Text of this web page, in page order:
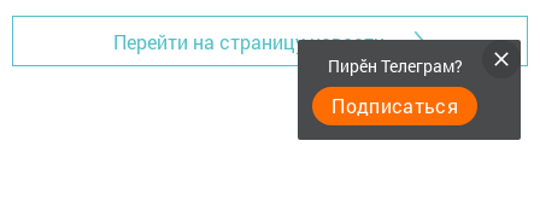
Перейти на страницу новости
Пирӗн Телеграм?
Подписаться